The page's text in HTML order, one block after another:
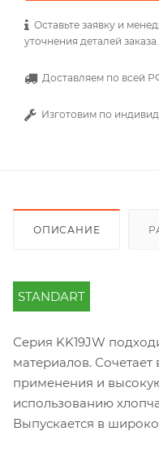
Оставьте заявку и
уточнения деталей заказа.
Доставляем по всей
Изготовим по
ОПИСАНИЕ
STANDART
Серия KK19JW
материалов. Сочетает
применения и
использованию
Выпускается в